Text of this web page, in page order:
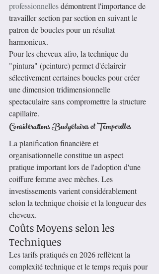
professionnelles démontrent l'importance de
travailler section par section en suivant le
patron de boucles pour un résultat
harmonieux.
Pour les cheveux afro, la technique du
"pintura" (peinture) permet d'éclaircir
sélectivement certaines boucles pour créer
une dimension tridimensionnelle
spectaculaire sans compromettre la structure
capillaire.
Considérations Budgétaires et Temporelles
La planification financière et
organisationnelle constitue un aspect
pratique important lors de l'adoption d'une
coiffure femme avec mèches. Les
investissements varient considérablement
selon la technique choisie et la longueur des
cheveux.
Coûts Moyens selon les
Techniques
Les tarifs pratiqués en 2026 reflètent la
complexité technique et le temps requis pour